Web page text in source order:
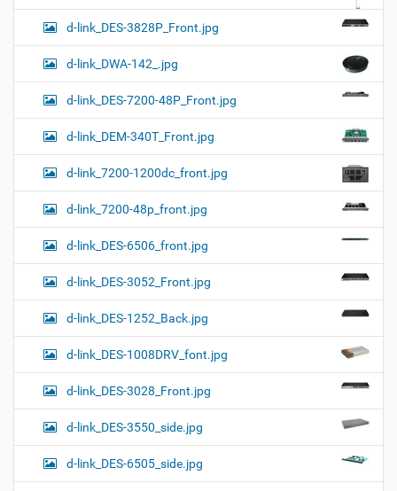
d-link_DES-3828P_Front.jpg
d-link_DWA-142_.jpg
d-link_DES-7200-48P_Front.jpg
d-link_DEM-340T_Front.jpg
d-link_7200-1200dc_front.jpg
d-link_7200-48p_front.jpg
d-link_DES-6506_front.jpg
d-link_DES-3052_Front.jpg
d-link_DES-1252_Back.jpg
d-link_DES-1008DRV_font.jpg
d-link_DES-3028_Front.jpg
d-link_DES-3550_side.jpg
d-link_DES-6505_side.jpg